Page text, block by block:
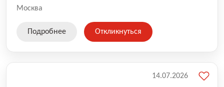
Москва
Подробнее Откликнуться
14.07.2026